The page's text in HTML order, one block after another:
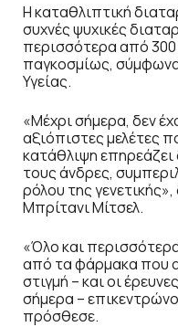
Η καταθλιπτική
συχνές ψυχικές
περισσότερα από
παγκοσμίως,
Υγείας.
«Μέχρι σήμερα, δεν
αξιόπιστες μελέτες
κατάθλιψη επηρεάζει
τους άνδρες,
ρόλου της
Μπρίτανι Μίτσελ.
«Όλο και
από τα φάρμακα που
στιγμή – και οι
σήμερα –
πρόσθεσε.